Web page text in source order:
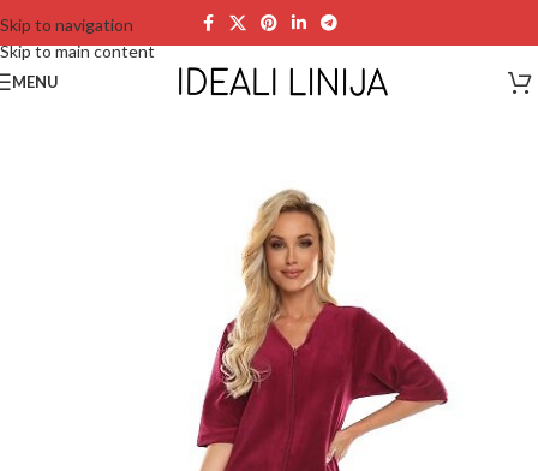
Skip to navigation
Skip to main content
MENU